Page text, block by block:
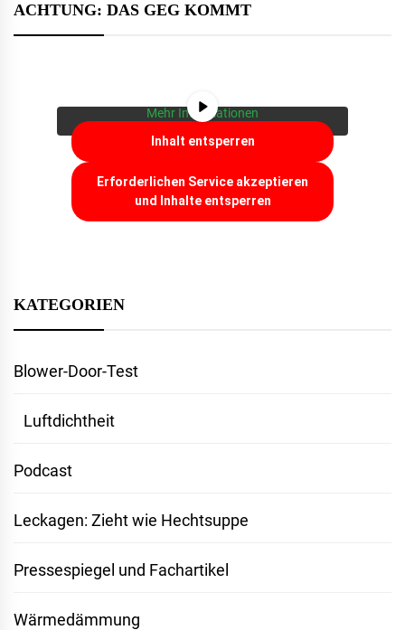
ACHTUNG: DAS GEG KOMMT
Mehr Informationen
Inhalt entsperren
Erforderlichen Service akzeptieren
und Inhalte entsperren
KATEGORIEN
Blower-Door-Test
Luftdichtheit
Podcast
Leckagen: Zieht wie Hechtsuppe
Pressespiegel und Fachartikel
Wärmedämmung